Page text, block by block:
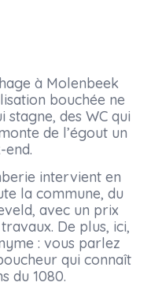
à Molenbeek
bouchée ne
des WC qui
de l’égout un
end.
intervient en
la commune, du
avec un prix
De plus, ici,
: vous parlez
qui connaît
du 1080.